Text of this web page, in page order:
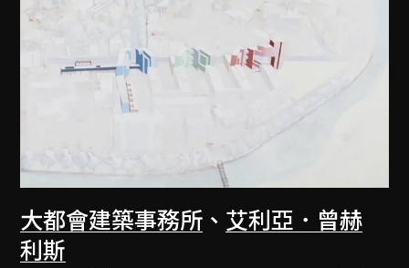
大都會建築事務所 、 艾利亞．曾赫
利斯